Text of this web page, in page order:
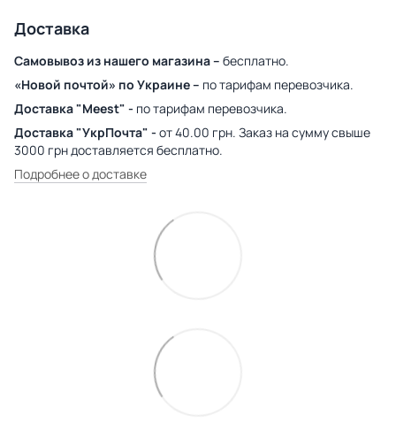
Доставка
Самовывоз из нашего магазина – бесплатно.
«Новой почтой» по Украине – по тарифам перевозчика.
Доставка "Meest" - по тарифам перевозчика.
Доставка "УкрПочта" - от 40.00 грн. Заказ на сумму свыше
3000 грн доставляется бесплатно.
Подробнее о доставке